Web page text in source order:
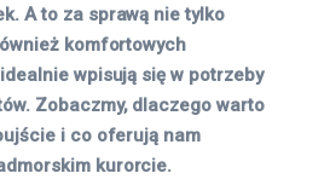
A to za sprawą nie tylko
komfortowych
wpisują się w potrzeby
Zobaczmy, dlaczego warto
i co oferują nam
kurorcie.